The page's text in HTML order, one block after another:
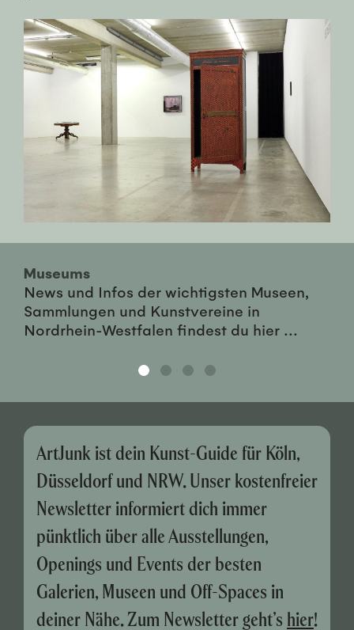
Museums
News und Infos der wichtigsten Museen,
Sammlungen und Kunstvereine in
Nordrhein-Westfalen findest du hier ...
ArtJunk ist dein Kunst-Guide für Köln,
Düsseldorf und NRW. Unser kostenfreier
Newsletter informiert dich immer
pünktlich über alle Ausstellungen,
Openings und Events der besten
Galerien, Museen und Off-Spaces in
deiner Nähe. Zum Newsletter geht’s hier!